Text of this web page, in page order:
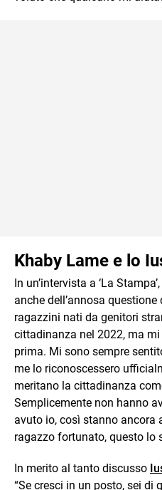
Khaby Lame e lo
In un’intervista a ‘La
anche dell’annosa questione
ragazzini nati da genitori
cittadinanza nel 2022, ma
prima. Mi sono sempre
me lo riconoscessero
meritano la cittadinanza
Semplicemente non hanno
avuto io, così stanno ancora
ragazzo fortunato, questo lo
In merito al tanto discusso
“Se cresci in un posto, sei di